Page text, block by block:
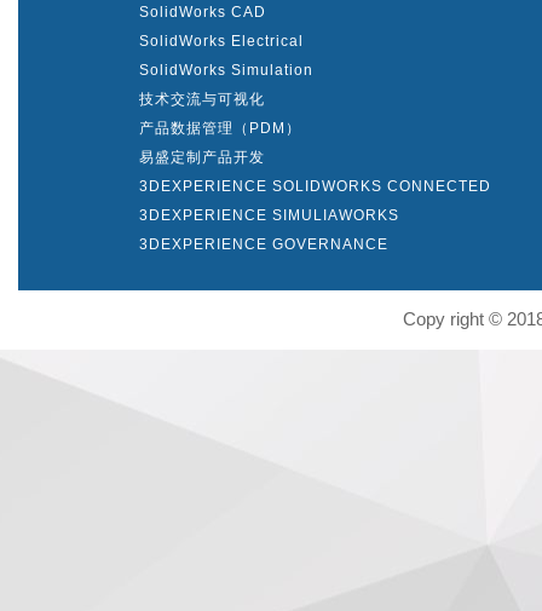
SolidWorks CAD
SolidWorks Electrical
SolidWorks Simulation
技术交流与可视化
产品数据管理（PDM）
易盛定制产品开发
3DEXPERIENCE SOLIDWORKS CONNECTED
3DEXPERIENCE SIMULIAWORKS
3DEXPERIENCE GOVERNANCE
Copy right ©